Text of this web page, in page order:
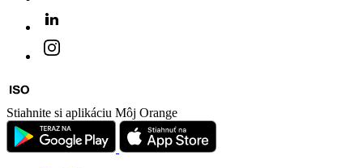
Stiahnite si aplikáciu Môj Orange